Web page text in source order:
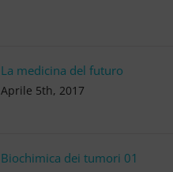
La medicina del futuro
Aprile 5th, 2017
Biochimica dei tumori 01